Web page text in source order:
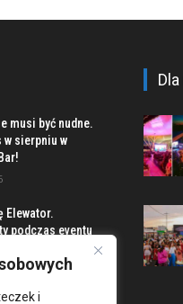
i
musi być nudne.
w sierpniu w
Elewator.
podczas eventu